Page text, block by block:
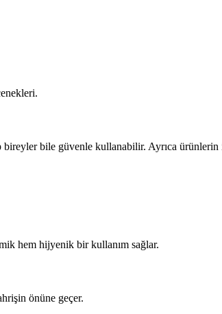
bile güvenle kullanabilir. Ayrıca ürünlerin
hem hijyenik bir kullanım sağlar.
önüne geçer.